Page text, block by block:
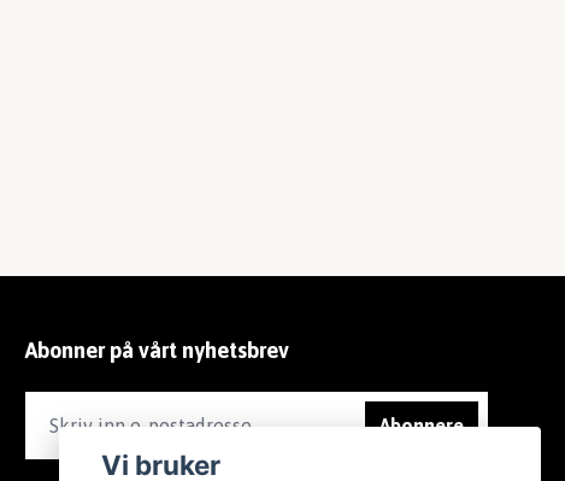
Abonner på vårt nyhetsbrev
Abonnere
Vi bruker